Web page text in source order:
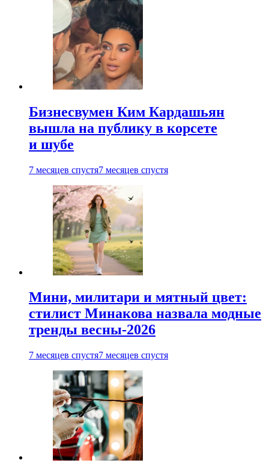
Бизнесвумен Ким Кардашьян
вышла на публику в корсете
и шубе
7 месяцев спустя7 месяцев спустя
Мини, милитари и мятный цвет:
стилист Минакова назвала модные
тренды весны-2026
7 месяцев спустя7 месяцев спустя